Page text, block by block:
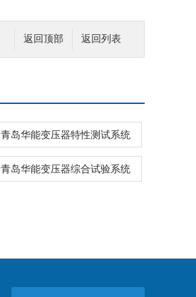
返回列表
返回顶部
青岛华能变压器特性测试系统
青岛华能变压器综合试验系统